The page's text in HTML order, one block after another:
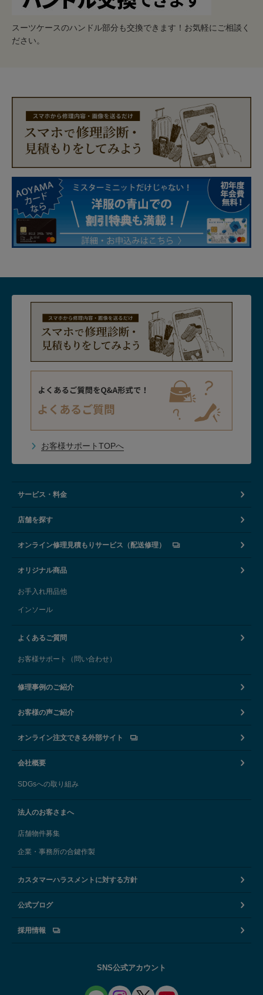
スーツケースのハンドル部分も交換できます！お気軽にご相談く
ださい。
お客様サポートTOPへ
サービス・料金
店舗を探す
オンライン修理見積もりサービス（配送修理）
オリジナル商品
お手入れ用品他
インソール
よくあるご質問
お客様サポート（問い合わせ）
修理事例のご紹介
お客様の声ご紹介
オンライン注文できる外部サイト
会社概要
SDGsへの取り組み
法人のお客さまへ
店舗物件募集
企業・事務所の合鍵作製
カスタマーハラスメントに対する方針
公式ブログ
採用情報
SNS公式アカウント